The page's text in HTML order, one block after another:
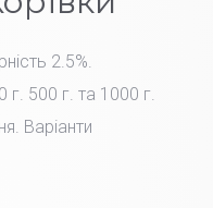
2.5%.
г. 500 г. та 1000 г.
Варіанти